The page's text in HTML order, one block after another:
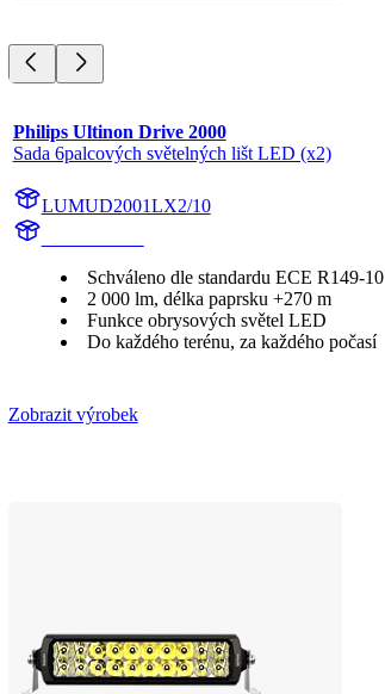
Philips Ultinon Drive 2000
Sada 6palcových světelných lišt LED (x2)
LUMUD2001LX2/10
Schváleno dle standardu ECE R149-10
2 000 lm, délka paprsku +270 m
Funkce obrysových světel LED
Do každého terénu, za každého počasí
Zobrazit výrobek